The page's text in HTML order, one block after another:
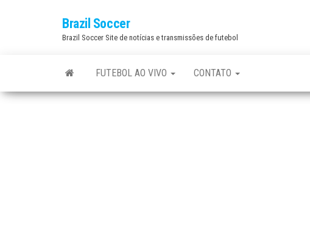
Brazil Soccer
Brazil Soccer Site de notícias e transmissões de futebol
FUTEBOL AO VIVO CONTATO